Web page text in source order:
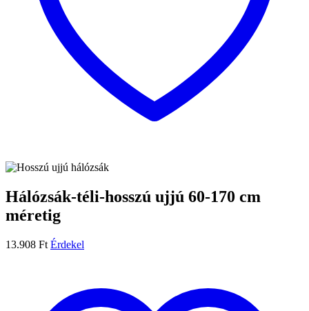
Hálózsák-téli-hosszú ujjú 60-170 cm
méretig
13.908 Ft Érdekel